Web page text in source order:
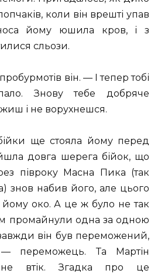
коли він врешті упав
йому юшила кров, і з
сльози.
він. — І тепер тобі
Знову тебе добряче
і не ворухнешся.
ще стояла йому перед
довга шерега бійок, що
півроку Масна Пика (так
знов набив його, але цього
йому око. А це ж було не так
промайнули одна за одною
завжди він був переможений,
переможець. Та Мартін
втік. Згадка про це